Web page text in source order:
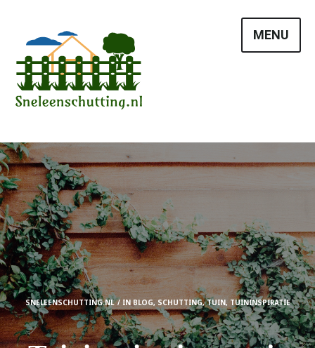
content
MENU
SNELEENSCHUTTING.NL INBLOG, SCHUTTING,TUIN, TUININSPIRATIE